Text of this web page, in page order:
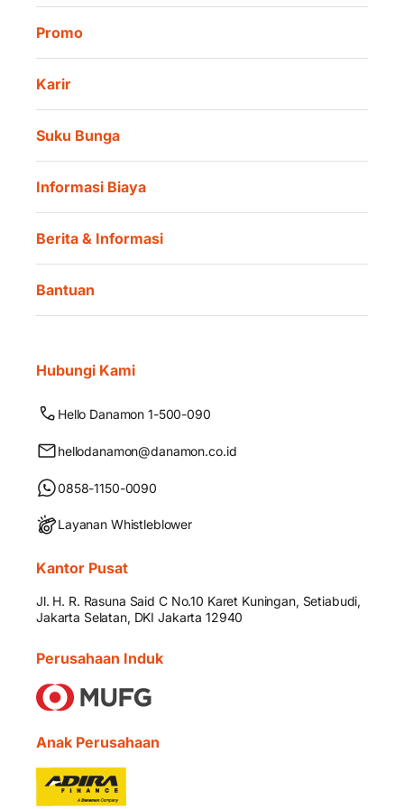
Promo
Karir
Suku Bunga
Informasi Biaya
Berita & Informasi
Bantuan
Hubungi Kami
Hello Danamon 1-500-090
hellodanamon@danamon.co.id
0858-1150-0090
Layanan Whistleblower
Kantor Pusat
Jl. H. R. Rasuna Said C No.10 Karet Kuningan, Setiabudi,
Jakarta Selatan, DKI Jakarta 12940
Perusahaan Induk
Anak Perusahaan